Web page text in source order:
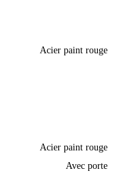
Acier paint rouge
Acier paint rouge
Avec porte